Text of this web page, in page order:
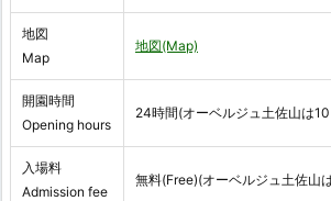
地図
Map
地図(Map)
開園時間
Opening hours
24時間(オーベルジュ土佐山は
入場料
Admission fee
無料(Free)(オーベルジュ土佐山